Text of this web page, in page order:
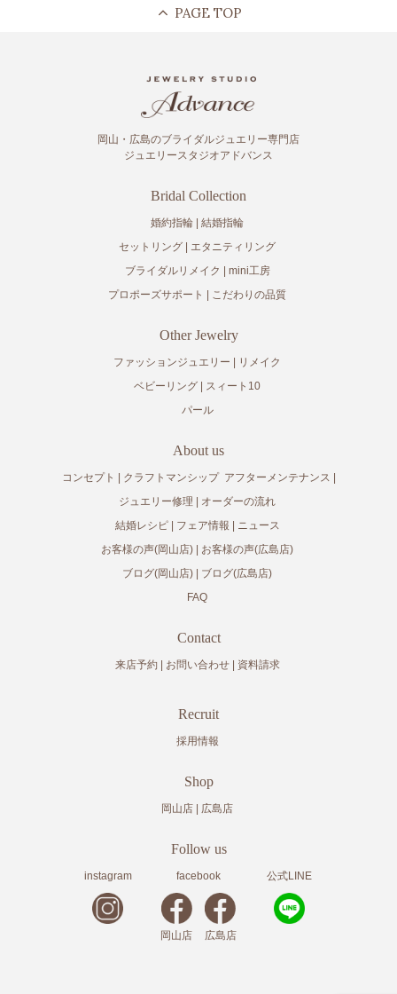
岡山・広島のブライダルジュエリー専門店
ジュエリースタジオアドバンス
Bridal Collection
婚約指輪
結婚指輪
セットリング
エタニティリング
ブライダルリメイク
mini工房
プロポーズサポート
こだわりの品質
Other Jewelry
ファッションジュエリー
リメイク
ベビーリング
スィート10
パール
About us
コンセプト クラフトマンシップ アフターメンテナンス
ジュエリー修理
オーダーの流れ
結婚レシピ
フェア情報
ニュース
お客様の声(岡山店)
お客様の声(広島店)
ブログ(岡山店)
ブログ(広島店)
FAQ
Contact
来店予約 お問い合わせ 資料請求
Recruit
採用情報
Shop
岡山店 広島店
Follow us
instagram facebook
岡山店 広島店
公式LINE